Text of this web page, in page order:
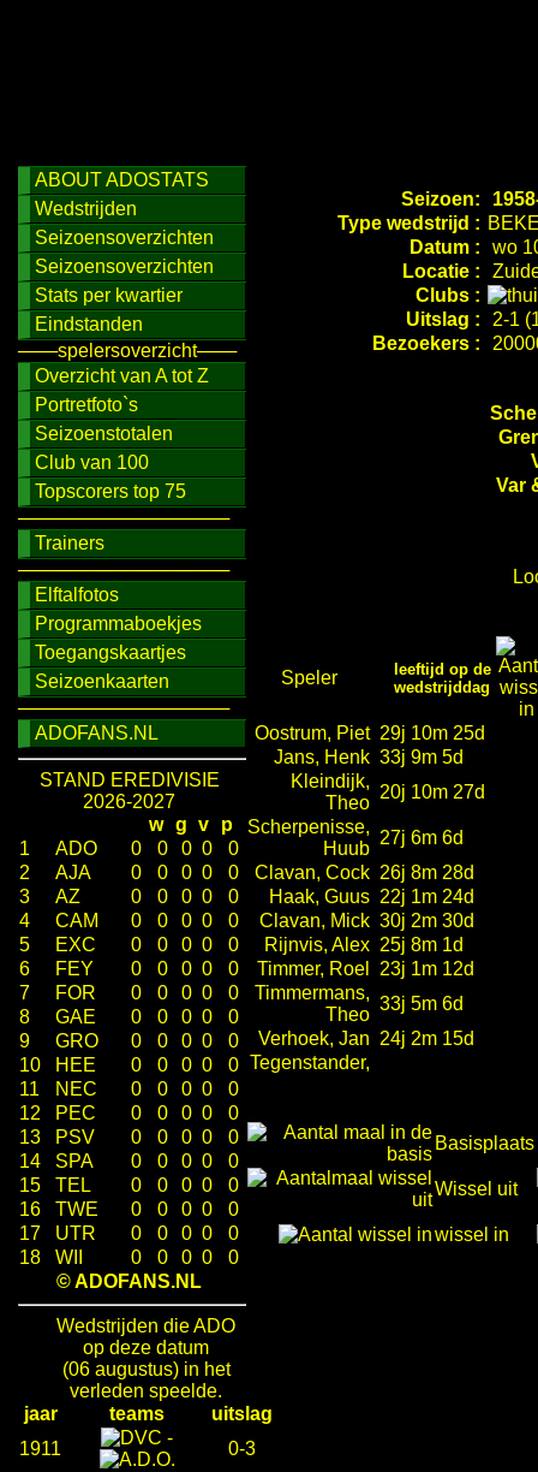
ABOUT ADOSTATS
Wedstrijden
Seizoensoverzichten
Seizoensoverzichten
Stats per kwartier
Eindstanden
───spelersoverzicht───
Overzicht van A tot Z
Portretfoto`s
Seizoenstotalen
Club van 100
Topscorers top 75
────────────────
Trainers
────────────────
Elftalfotos
Programmaboekjes
Toegangskaartjes
Seizoenkaarten
────────────────
ADOFANS.NL
STAND EREDIVISIE
2026-2027
w g v
p
1
ADO 0 0 0 0
0
2
AJA 0 0 0 0
0
3
AZ 0 0 0 0
0
4
CAM 0 0 0 0
0
5
EXC 0 0 0 0
0
6
FEY 0 0 0 0
0
7
FOR 0 0 0 0
0
8
GAE 0 0 0 0
0
9
GRO 0 0 0 0
0
10
HEE 0 0 0 0
0
11
NEC 0 0 0 0
0
12
PEC 0 0 0 0
0
13
PSV 0 0 0 0
0
14
SPA 0 0 0 0
0
15
TEL 0 0 0 0
0
16
TWE 0 0 0 0
0
17
UTR 0 0 0 0
0
18
WII 0 0 0 0
0
© ADOFANS.NL
Wedstrijden die ADO
op deze datum
(06 augustus) in het
verleden speelde.
jaar
teams
uitslag
1911
-
0-3
Seizoen:
Type wedstrijd :
Datum :
wo
Locatie :
Clubs :
Uitslag :
2-1
Bezoekers :
Var
Speler
leeftijd op de
wedstrijddag
Oostrum, Piet 29j 10m 25d
Jans, Henk 33j 9m 5d
Kleindijk,
Theo
20j 10m 27d
Scherpenisse,
Huub
27j 6m 6d
Clavan, Cock 26j 8m 28d
Haak, Guus 22j 1m 24d
Clavan, Mick 30j 2m 30d
Rijnvis, Alex 25j 8m 1d
Timmer, Roel
23j 1m 12d
Timmermans,
Theo
33j 5m 6d
Verhoek, Jan 24j 2m 15d
Tegenstander,
Basisplaats
Wissel uit
wissel in